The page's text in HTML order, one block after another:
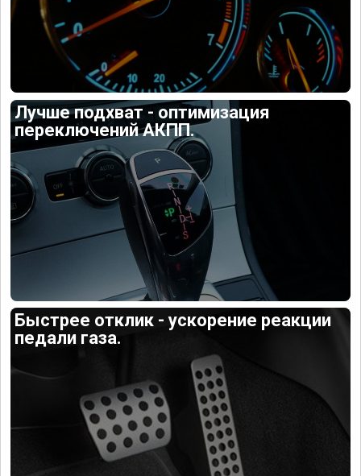
Лучше подхват - оптимизация
переключений АКПП.
Быстрее отклик - ускорение реакции
педали газа.